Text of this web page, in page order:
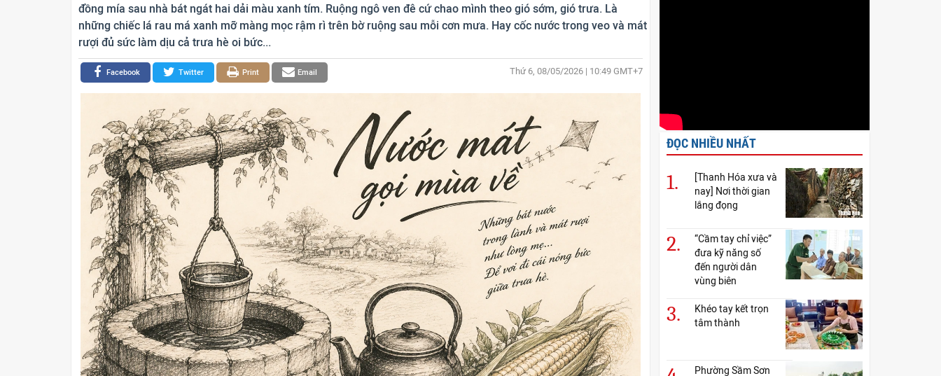
đồng mía sau nhà bát ngát hai dải màu xanh tím. Ruộng ngô ven đê cứ chao mình theo gió sớm, gió trưa. Là
những chiếc lá rau má xanh mỡ màng mọc rậm rì trên bờ ruộng sau mỗi cơn mưa. Hay cốc nước trong veo và mát
rượi đủ sức làm dịu cả trưa hè oi bức...
Email
Print
Twitter
Facebook Thứ 6, 08/05/2026 | 10:49 GMT+7
ĐỌC NHIỀU NHẤT
1.
[Thanh Hóa xưa và
nay] Nơi thời gian
lắng đọng
2.
“Cầm tay chỉ việc”
đưa kỹ năng số
đến người dân
vùng biên
3.
Khéo tay kết trọn
tâm thành
Phường Sầm Sơn